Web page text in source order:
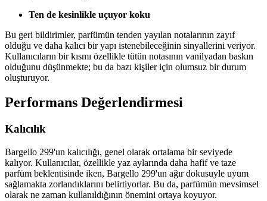
Ten de kesinlikle uçuyor koku
Bu geri bildirimler, parfümün tenden yayılan notalarının zayıf
olduğu ve daha kalıcı bir yapı istenebileceğinin sinyallerini veriyor.
Kullanıcıların bir kısmı özellikle tütün notasının vanilyadan baskın
olduğunu düşünmekte; bu da bazı kişiler için olumsuz bir durum
oluşturuyor.
Performans Değerlendirmesi
Kalıcılık
Bargello 299'un kalıcılığı, genel olarak ortalama bir seviyede
kalıyor. Kullanıcılar, özellikle yaz aylarında daha hafif ve taze
parfüm beklentisinde iken, Bargello 299'un ağır dokusuyle uyum
sağlamakta zorlandıklarını belirtiyorlar. Bu da, parfümün mevsimsel
olarak ne zaman kullanıldığının önemini ortaya koyuyor.